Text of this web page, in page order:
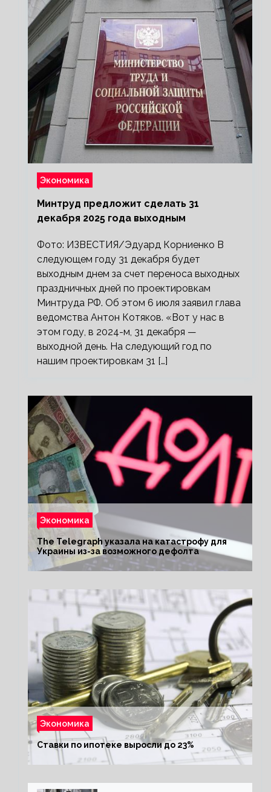
Экономика
Минтруд предложит сделать 31
декабря 2025 года выходным
Фото: ИЗВЕСТИЯ/Эдуард Корниенко В
следующем году 31 декабря будет
выходным днем за счет переноса выходных
праздничных дней по проектировкам
Минтруда РФ. Об этом 6 июля заявил глава
ведомства Антон Котяков. «Вот у нас в
этом году, в 2024-м, 31 декабря —
выходной день. На следующий год по
нашим проектировкам 31 […]
Экономика
The Telegraph указала на катастрофу для
Украины из-за возможного дефолта
Экономика
Ставки по ипотеке выросли до 23%